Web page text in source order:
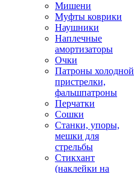
Мишени
Муфты коврики
Наушники
Наплечные
амортизаторы
Очки
Патроны холодной
пристрелки,
фальшпатроны
Перчатки
Сошки
Станки, упоры,
мешки для
стрельбы
Стикхант
(наклейки на